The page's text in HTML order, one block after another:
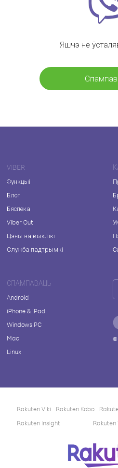
Яшчэ не
VIBER
Функцыі
Блог
Бяспека
Viber Out
Цэны на выклікі
Служба падтрымкі
СПАМПАВАЦЬ
Android
iPhone & iPad
Windows PC
Mac
Linux
©
Rakuten Viki Rakuten Kobo
Rakuten Insight
Rakuten